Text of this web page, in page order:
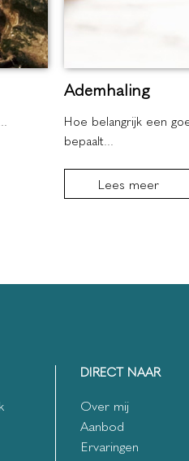
Ademhaling
Hoe belangrijk een
bepaalt...
Lees meer
DIRECT NAAR
Over mij
Aanbod
Ervaringen